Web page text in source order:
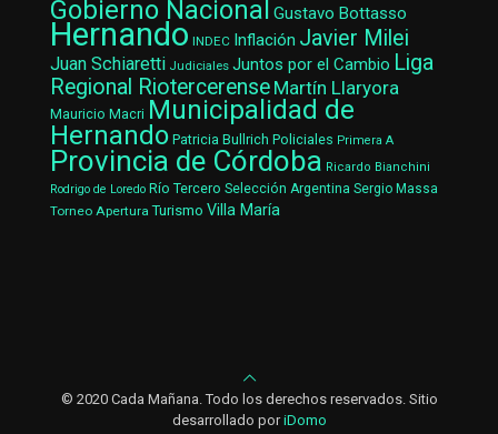
Gobierno Nacional Gustavo Bottasso
Hernando INDEC Inflación Javier Milei
Juan Schiaretti Judiciales Juntos por el Cambio Liga
Regional Riotercerense Martín Llaryora
Mauricio Macri Municipalidad de
Hernando Patricia Bullrich Policiales Primera A
Provincia de Córdoba Ricardo Bianchini
Rodrigo de Loredo Río Tercero Selección Argentina Sergio Massa
Torneo Apertura Turismo Villa María
© 2020 Cada Mañana. Todo los derechos reservados. Sitio
desarrollado poriDomo